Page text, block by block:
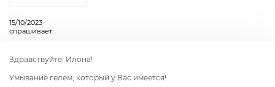
15/10/2023
спрашивает:
Здравствуйте, Илона!
Умывание гелем, который у Вас имеется!